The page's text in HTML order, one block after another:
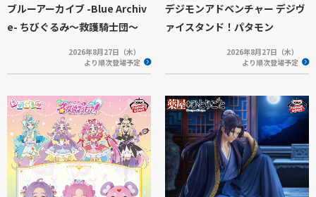
ブルーアーカイブ -Blue Archiv
e- ちびぐるみ～救護騎士団～
2026年8月27日（木）
より順次登場予定
デジモンアドベンチャー デジヴ
ァイスタンド！パタモン
2026年8月27日（木）
より順次登場予定